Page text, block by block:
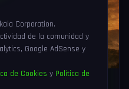
Corporation.
de la comunidad y
Google AdSense y
de Cookies y Política de